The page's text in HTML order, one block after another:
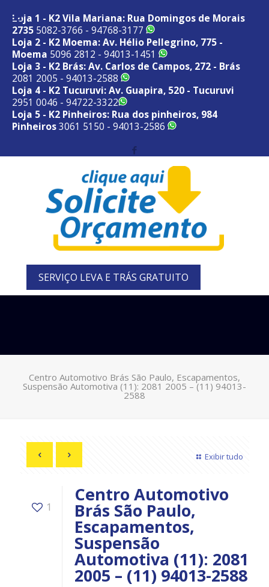
Loja 1 - K2 Vila Mariana: Rua Domingos de Morais
2735 5082-3766 - 94768-3177
Loja 2 - K2 Moema: Av. Hélio Pellegrino, 775 -
Moema 5096 2812 - 94013-1451
Loja 3 - K2 Brás: Av. Carlos de Campos, 272 - Brás
2081 2005 - 94013-2588
Loja 4 - K2 Tucuruvi: Av. Guapira, 520 - Tucuruvi
2951 0046 - 94722-3322
Loja 5 - K2 Pinheiros: Rua dos pinheiros, 984
Pinheiros3061 5150 - 94013-2586
SERVIÇO LEVA E TRÁS GRATUITO
Centro Automotivo Brás São Paulo, Escapamentos,
Suspensão Automotiva (11): 2081 2005 – (11) 94013-
2588
Exibir tudo
1
Centro Automotivo
Brás São Paulo,
Escapamentos,
Suspensão
Automotiva (11): 2081
2005 – (11) 94013-2588